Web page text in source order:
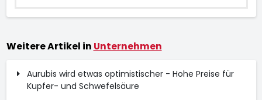
Weitere Artikel in Unternehmen
Aurubis wird etwas optimistischer - Hohe Preise für
Kupfer- und Schwefelsäure